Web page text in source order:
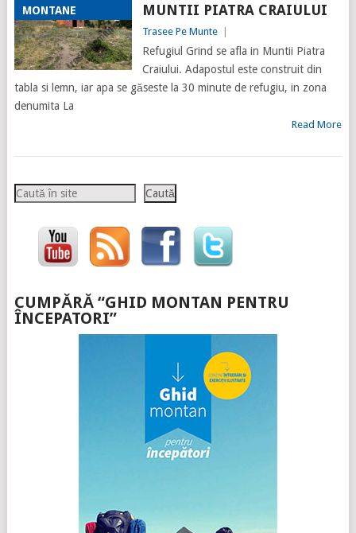
MONTANE
MUNTII PIATRA CRAIULUI
Trasee Pe Munte
Refugiul Grind se afla in Muntii Piatra
Craiului. Adapostul este construit din
tabla si lemn, iar apa se găseste la 30 minute de refugiu, in zona
denumita La
Read More
Caută Caută
CUMPĂRĂ “GHID MONTAN PENTRU
ÎNCEPATORI”